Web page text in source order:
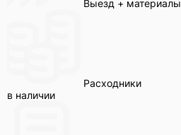
Выезд + материалы
Расходники
в наличии